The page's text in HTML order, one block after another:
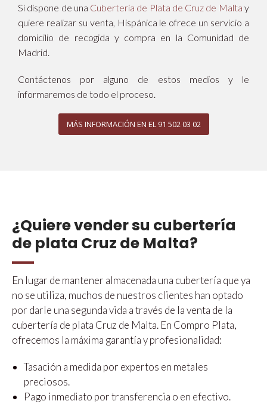
Si dispone de una Cubertería de Plata de Cruz de Malta y
quiere realizar su venta, Hispánica le ofrece un servicio a
domicilio de recogida y compra en la Comunidad de
Madrid.
Contáctenos por alguno de estos medios y le
informaremos de todo el proceso.
MÁS INFORMACIÓN EN EL 91 502 03 02
¿Quiere vender su cubertería
de plata Cruz de Malta?
En lugar de mantener almacenada una cubertería que ya
no se utiliza, muchos de nuestros clientes han optado
por darle una segunda vida a través de la venta de la
cubertería de plata Cruz de Malta. En Compro Plata,
ofrecemos la máxima garantía y profesionalidad:
Tasación a medida por expertos en metales
preciosos.
Pago inmediato por transferencia o en efectivo.